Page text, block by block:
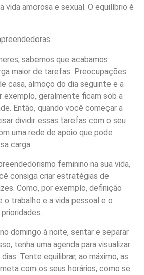
vida amorosa e sexual. O equilíbrio é
sabemos que acabamos
maior de tarefas. Preocupações
casa, almoço do dia seguinte e a
exemplo, geralmente ficam sob a
Então, quando você começar a
dividir essas tarefas com o seu
uma rede de apoio que pode
carga.
feminino na sua vida,
consiga criar estratégias de
Como, por exemplo, definição
trabalho e a vida pessoal e o
domingo à noite, sentar e separar
tenha uma agenda para visualizar
Tente equilibrar, ao máximo, as
com os seus horários, como se